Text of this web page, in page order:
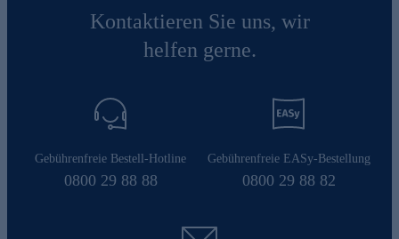
Kontaktieren Sie uns, wir
helfen gerne.
Gebührenfreie Bestell-Hotline
0800 29 88 88
Gebührenfreie EASy-Bestellung
0800 29 88 82